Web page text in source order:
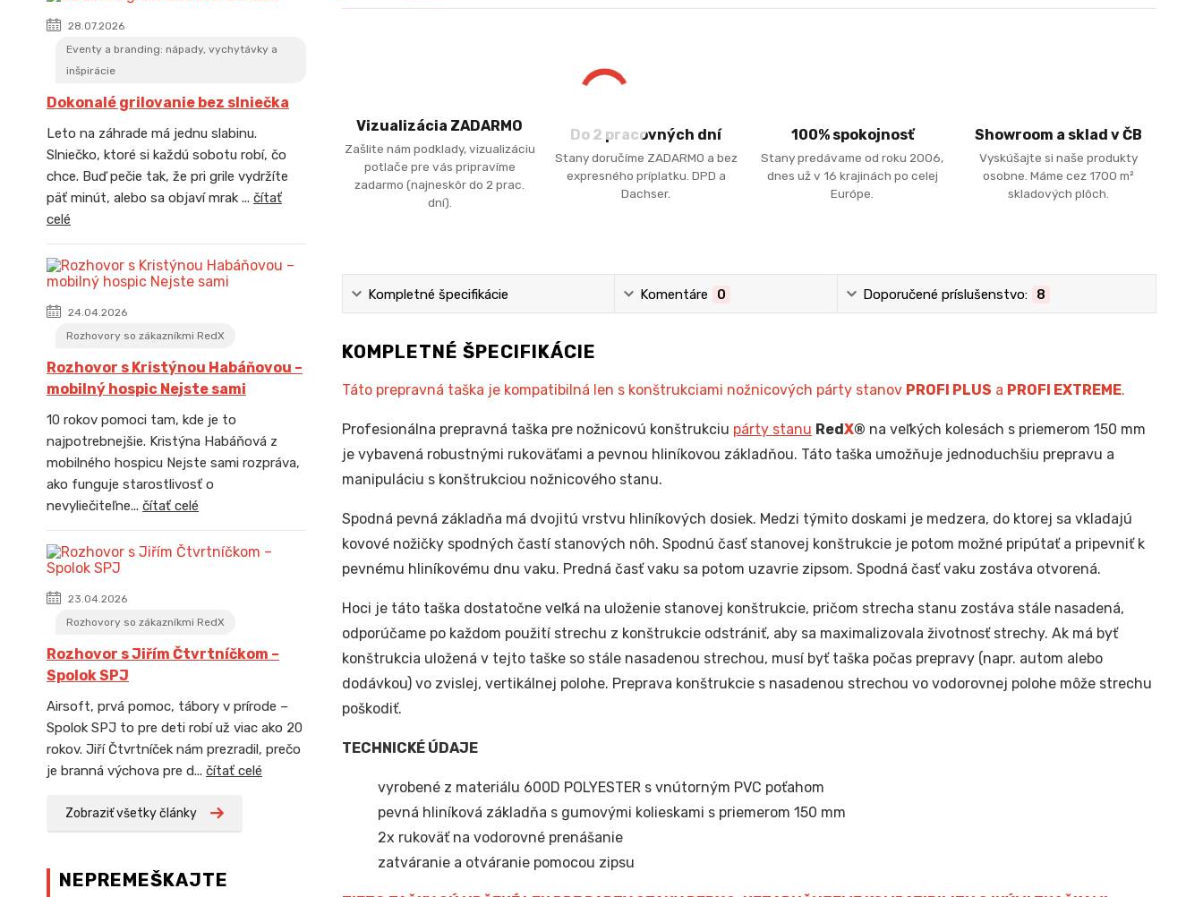
28.07.2026
Eventy a branding: nápady, vychytávky a
inšpirácie
Dokonalé grilovanie bez slniečka
Leto na záhrade má jednu slabinu.
Slniečko, ktoré si každú sobotu robí, čo
chce. Buď pečie tak, že pri grile vydržíte
päť minút, alebo sa objaví mrak ... čítať
celé
24.04.2026
Rozhovory so zákazníkmi RedX
Rozhovor s Kristýnou Habáňovou –
mobilný hospic Nejste sami
10 rokov pomoci tam, kde je to
najpotrebnejšie. Kristýna Habáňová z
mobilného hospicu Nejste sami rozpráva,
ako funguje starostlivosť o
nevyliečiteľne... čítať celé
23.04.2026
Rozhovory so zákazníkmi RedX
Rozhovor s Jiřím Čtvrtníčkom –
Spolok SPJ
Airsoft, prvá pomoc, tábory v prírode –
Spolok SPJ to pre deti robí už viac ako 20
rokov. Jiří Čtvrtníček nám prezradil, prečo
je branná výchova pre d... čítať celé
Zobraziť všetky články
NEPREMEŠKAJTE
Vizualizácia ZADARMO
Zašlite nám podklady, vizualizáciu
potlače pre vás pripravíme
zadarmo (najneskôr do 2 prac.
dní).
Do 2 pracovných dní
Stany doručíme ZADARMO a bez
expresného príplatku. DPD a
Dachser.
100% spokojnosť
Stany predávame od roku 2006,
dnes už v 16 krajinách po celej
Európe.
Showroom a sklad v ČB
Vyskúšajte si naše produkty
osobne. Máme cez 1700 m²
skladových plôch.
Kompletné špecifikácie Komentáre 0 Doporučené príslušenstvo: 8
KOMPLETNÉ ŠPECIFIKÁCIE
Táto prepravná taška je kompatibilná len s konštrukciami nožnicových párty stanov PROFI PLUS a PROFI EXTREME.
Profesionálna prepravná taška pre nožnicovú konštrukciu párty stanu RedX® na veľkých kolesách s priemerom 150 mm
je vybavená robustnými rukoväťami a pevnou hliníkovou základňou. Táto taška umožňuje jednoduchšiu prepravu a
manipuláciu s konštrukciou nožnicového stanu.
Spodná pevná základňa má dvojitú vrstvu hliníkových dosiek. Medzi týmito doskami je medzera, do ktorej sa vkladajú
kovové nožičky spodných častí stanových nôh. Spodnú časť stanovej konštrukcie je potom možné pripútať a pripevniť k
pevnému hliníkovému dnu vaku. Predná časť vaku sa potom uzavrie zipsom. Spodná časť vaku zostáva otvorená.
Hoci je táto taška dostatočne veľká na uloženie stanovej konštrukcie, pričom strecha stanu zostáva stále nasadená,
odporúčame po každom použití strechu z konštrukcie odstrániť, aby sa maximalizovala životnosť strechy. Ak má byť
konštrukcia uložená v tejto taške so stále nasadenou strechou, musí byť taška počas prepravy (napr. autom alebo
dodávkou) vo zvislej, vertikálnej polohe. Preprava konštrukcie s nasadenou strechou vo vodorovnej polohe môže strechu
poškodiť.
TECHNICKÉ ÚDAJE
vyrobené z materiálu 600D POLYESTER s vnútorným PVC poťahom
pevná hliníková základňa s gumovými kolieskami s priemerom 150 mm
2x rukoväť na vodorovné prenášanie
zatváranie a otváranie pomocou zipsu